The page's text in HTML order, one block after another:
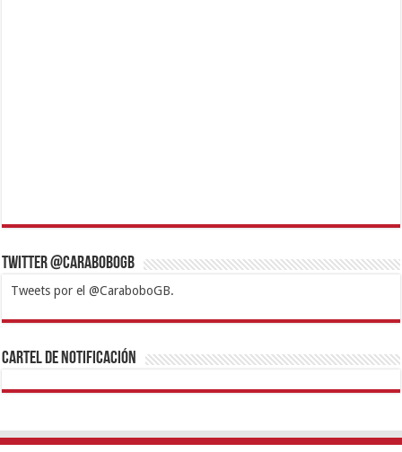
Twitter @CaraboboGB
Tweets por el @CaraboboGB.
1xbetBetturkeyBetistKralbetSupertotobetTipobetMatadorbetMariobet
https://mvbcasino.com/
Cartel de Notificación